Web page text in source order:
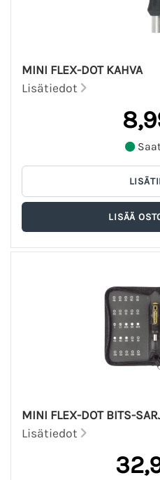
MINI FLEX-DOT KAHVA
Lisätiedot
MINI FLEX-DOT BITS-
Lisätiedot